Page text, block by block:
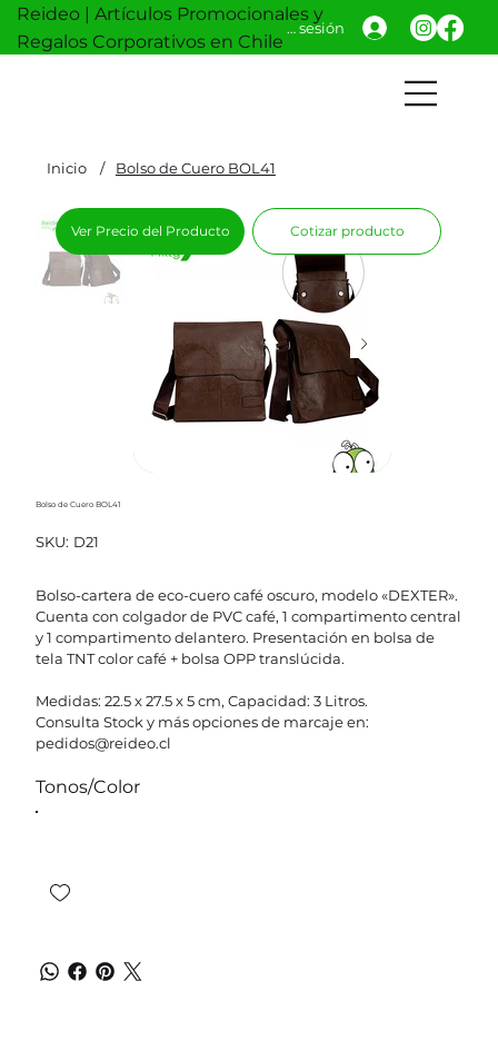
Reideo | Artículos Promocionales y
Regalos Corporativos en Chile
Iniciar sesión
Inicio / Bolso de Cuero BOL41
Bolso de Cuero BOL41
SKU: SKU
D21
D21
Bolso-cartera de eco-cuero café oscuro, modelo «DEXTER».
Cuenta con colgador de PVC café, 1 compartimento central
y 1 compartimento delantero. Presentación en bolsa de
tela TNT color café + bolsa OPP translúcida.
Medidas: 22.5 x 27.5 x 5 cm, Capacidad: 3 Litros.
Consulta Stock y más opciones de marcaje en:
pedidos@reideo.cl
Tonos/Color
Ver Precio del Producto Cotizar producto